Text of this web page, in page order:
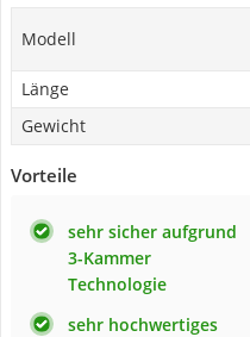
Modell
Länge
Gewicht
Vorteile
sehr sicher aufgrund
3-Kammer
Technologie
sehr hochwertiges